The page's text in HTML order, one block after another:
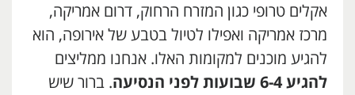
אקלים טרופי כגון המזרח הרחוק, דרום אמריקה,
מרכז אמריקה ואפילו לטיול בטבע של אירופה, הוא
להגיע מוכנים למקומות האלו. אנחנו ממליצים
להגיע6-4 שבועות לפני הנסיעה. ברור שיש